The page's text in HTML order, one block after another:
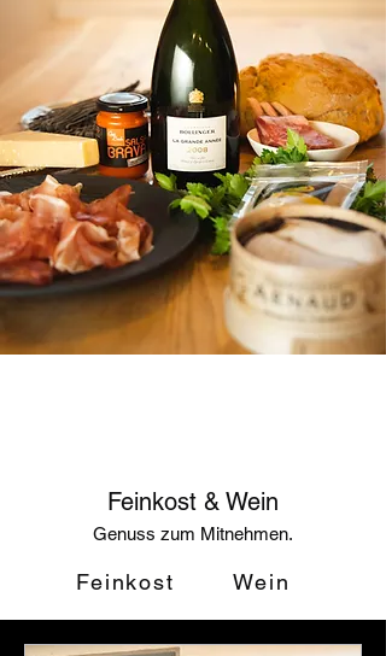
Feinkost & Wein
Genuss zum Mitnehmen.
Feinkost Wein